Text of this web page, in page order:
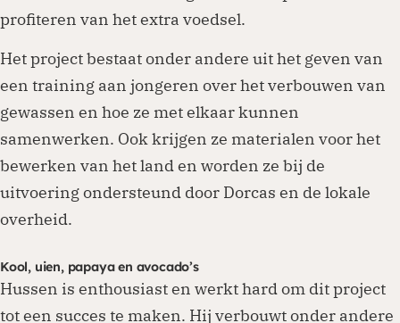
profiteren van het extra voedsel.
Het project bestaat onder andere uit het geven van
een training aan jongeren over het verbouwen van
gewassen en hoe ze met elkaar kunnen
samenwerken. Ook krijgen ze materialen voor het
bewerken van het land en worden ze bij de
uitvoering ondersteund door Dorcas en de lokale
overheid.
Kool, uien, papaya en avocado’s
Hussen is enthousiast en werkt hard om dit project
tot een succes te maken. Hij verbouwt onder andere